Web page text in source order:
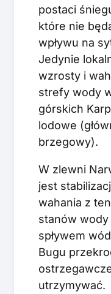
postaci
które nie
wpływu na
Jedynie
wzrosty i
strefy wody
górskich
lodowe
brzegowy).
W zlewni
jest
wahania z
stanów
spływem
Bugu
utrzymywać.